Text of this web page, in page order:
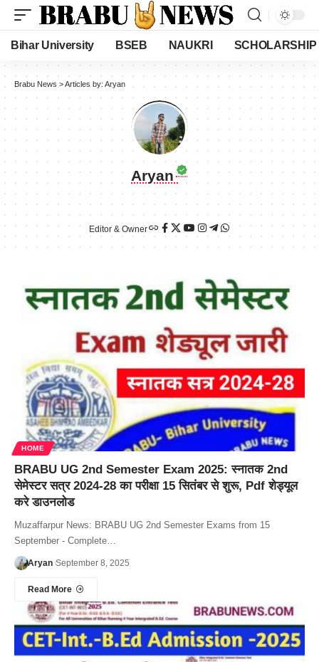
Bihar University BSEB NAUKRI SCHOLARSHIP
Brabu News >Articles by: Aryan
Aryan
Editor & Owner
HOME
BRABU UG 2nd Semester Exam 2025: स्नातक 2nd
सेमेस्टर सत्र 2024-28 का परीक्षा 15 सितंबर से शुरू, Pdf शेड्यूल
करे डाउनलोड
Muzaffarpur News: BRABU UG 2nd Semester Exams from 15
September - Complete…
Aryan September 8, 2025
Read More